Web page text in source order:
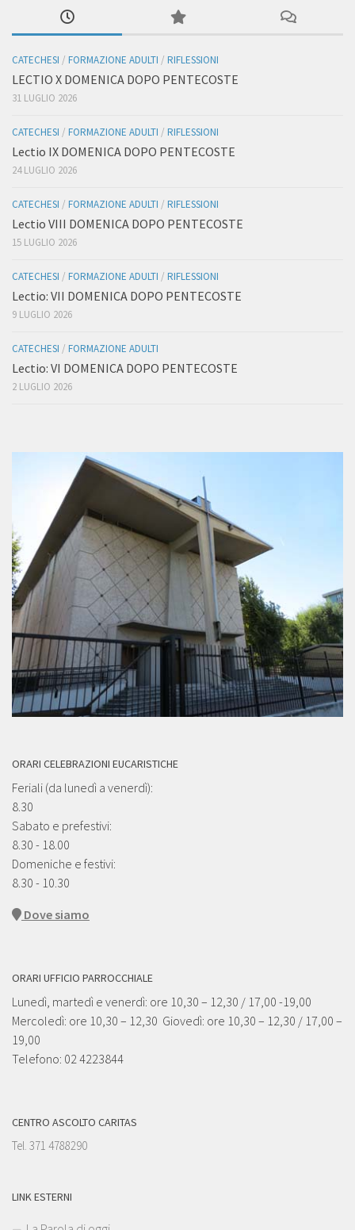
CATECHESI / FORMAZIONE ADULTI / RIFLESSIONI
LECTIO X DOMENICA DOPO PENTECOSTE
31 LUGLIO 2026
CATECHESI / FORMAZIONE ADULTI / RIFLESSIONI
Lectio IX DOMENICA DOPO PENTECOSTE
24 LUGLIO 2026
CATECHESI / FORMAZIONE ADULTI / RIFLESSIONI
Lectio VIII DOMENICA DOPO PENTECOSTE
15 LUGLIO 2026
CATECHESI / FORMAZIONE ADULTI / RIFLESSIONI
Lectio: VII DOMENICA DOPO PENTECOSTE
9 LUGLIO 2026
CATECHESI / FORMAZIONE ADULTI
Lectio: VI DOMENICA DOPO PENTECOSTE
2 LUGLIO 2026
ORARI CELEBRAZIONI EUCARISTICHE
Feriali (da lunedì a venerdì):
8.30
Sabato e prefestivi:
8.30 - 18.00
Domeniche e festivi:
8.30 - 10.30
Dove siamo
ORARI UFFICIO PARROCCHIALE
Lunedì, martedì e venerdì: ore 10,30 – 12,30 / 17,00 -19,00
Mercoledì: ore 10,30 – 12,30 Giovedì: ore 10,30 – 12,30 / 17,00 –
19,00
Telefono: 02 4223844
CENTRO ASCOLTO CARITAS
Tel. 371 4788290
LINK ESTERNI